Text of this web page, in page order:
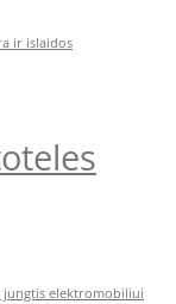
ir islaidos
jungtis elektromobiliui